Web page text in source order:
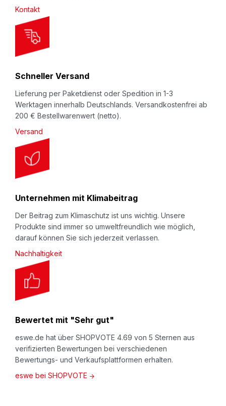
e
t
e
r
Kontakt
Schneller Versand
Lieferung per Paketdienst oder Spedition in 1-3
Werktagen innerhalb Deutschlands. Versandkostenfrei ab
200 € Bestellwarenwert (netto).
Versand
Unternehmen mit Klimabeitrag
Der Beitrag zum Klimaschutz ist uns wichtig. Unsere
Produkte sind immer so umweltfreundlich wie möglich,
darauf können Sie sich jederzeit verlassen.
Nachhaltigkeit
Bewertet mit "Sehr gut"
eswe.de hat über SHOPVOTE 4.69 von 5 Sternen aus
verifizierten Bewertungen bei verschiedenen
Bewertungs- und Verkaufsplattformen erhalten.
eswe bei SHOPVOTE